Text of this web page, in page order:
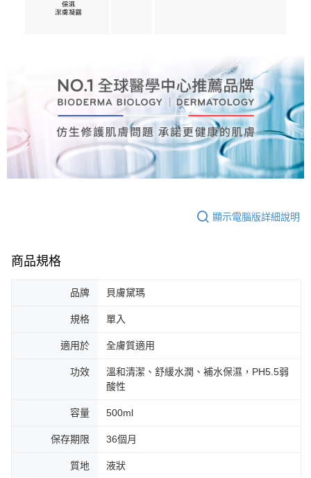
顯示電腦版詳細說明
商品規格
品牌 貝膚黛瑪
規格 單入
適用於 全膚質適用
功效
溫和清潔、舒緩水潤、補水保濕，PH5.5弱
酸性
容量 500ml
保存期限 36個月
質地 液狀